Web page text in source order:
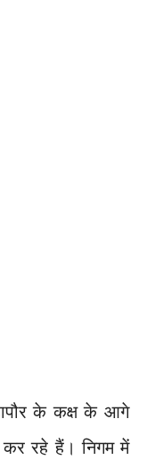
के कक्ष के आगे
कर रहे हैं। निगम में